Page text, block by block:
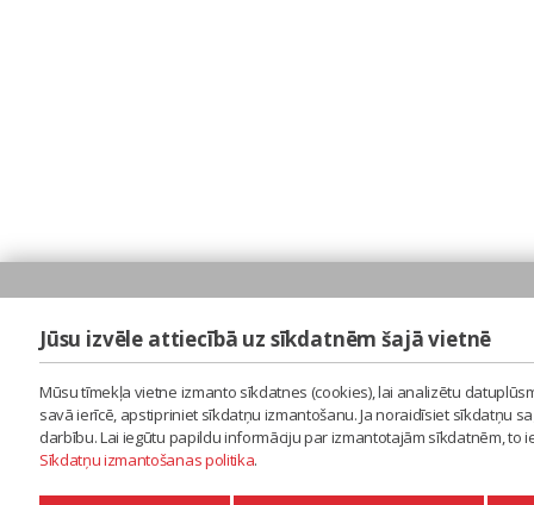
Jūsu izvēle attiecībā uz sīkdatnēm šajā vietnē
Mūsu tīmekļa vietne izmanto sīkdatnes (cookies), lai analizētu
savā ierīcē, apstipriniet sīkdatņu izmantošanu. Ja noraidīsiet sīkdatņu
darbību. Lai iegūtu papildu informāciju par izmantotajām sīkdatnēm,
Sīkdatņu izmantošanas politika.